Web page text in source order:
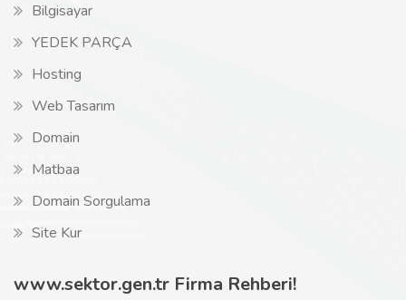
Bilgisayar
YEDEK PARÇA
Hosting
Web Tasarım
Domain
Matbaa
Domain Sorgulama
Site Kur
www.sektor.gen.tr Firma Rehberi!